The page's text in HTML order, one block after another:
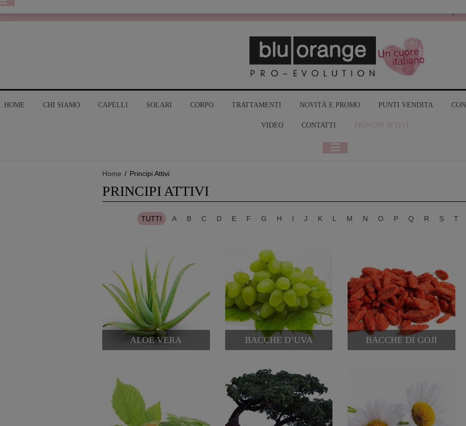
HOME CHI SIAMO CAPELLI SOLARI CORPO TRATTAMENTI NOVITÀ E PROMO PUNTI VENDITA
VIDEO CONTATTI PRINCIPI ATTIVI
Home / Principi Attivi
PRINCIPI ATTIVI
TUTTI A B C D E F G H I J K L M N O P Q R S T
ALOE VERA BACCHE D’UVA BACCHE DI GOJI